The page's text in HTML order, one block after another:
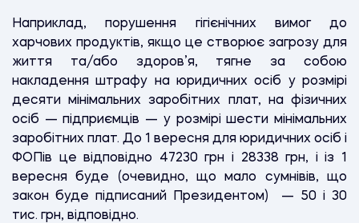
Наприклад, порушення гігієнічних вимог до
харчових продуктів, якщо це створює загрозу для
життя та/або здоров’я, тягне за собою
накладення штрафу на юридичних осіб у розмірі
десяти мінімальних заробітних плат, на фізичних
осіб — підприємців — у розмірі шести мінімальних
заробітних плат. До 1 вересня для юридичних осіб і
ФОПів це відповідно 47230 грн і 28338 грн, і із 1
вересня буде (очевидно, що мало сумнівів, що
закон буде підписаний Президентом) — 50 і 30
тис. грн, відповідно.